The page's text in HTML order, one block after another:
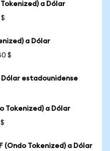
Tokenized) a Dólar
a Dólar
$
Dólar estadounidense
Tokenized) a Dólar
(Ondo Tokenized) a Dólar